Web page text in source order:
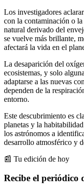
Los investigadores
con la contaminación o
natural derivado del
se vuelve más brillante,
afectará la vida en el
La desaparición del
ecosistemas, y solo
adaptarse a las nuevas
dependen de la
entorno.
Este descubrimiento es
planetas y la
los astrónomos a
desarrollo atmosférico y
📰 Tu edición de hoy
Recibe el periódico